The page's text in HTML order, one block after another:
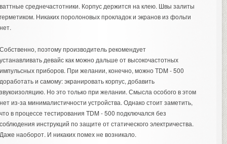
среднечастотники. Корпус держится на клею. Швы залиты
Никаких поролоновых прокладок и экранов из фольги
поэтому производитель рекомендует
девайс как можно дальше от высокочастотных
приборов. При желании, конечно, можно TDM - 500
и самому: экранировать корпус, добавить
Но это только при желании. Смысла особого в этом
из-за минималистичности устройства. Однако стоит заметить,
в процессе тестирования TDM - 500 подключался без
инструкций по защите от статического электричества.
наоборот. И никаких помех не возникало.